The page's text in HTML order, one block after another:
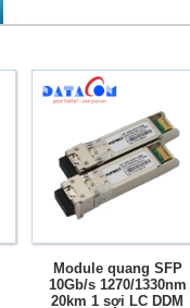
Module quang SFP
10Gb/s 1270/1330nm
20km 1 sợi LC DDM